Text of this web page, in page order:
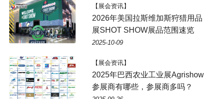
【展会资讯】
2026年美国拉斯维加斯狩猎用品
展SHOT SHOW展品范围速览
2025-10-09
【展会资讯】
2025年巴西农业工业展Agrishow
参展商有哪些，参展商多吗？